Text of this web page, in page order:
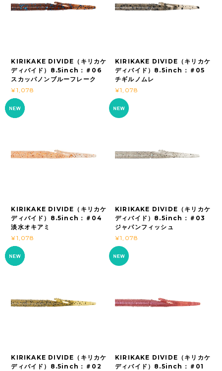
KIRIKAKE DIVIDE（キリカケ
ディバイド）8.5inch：＃06
スカッパノンブルーフレーク
¥1,078
KIRIKAKE DIVIDE（キリカケ
ディバイド）8.5inch：＃05
チギルノムレ
¥1,078
KIRIKAKE DIVIDE（キリカケ
ディバイド）8.5inch：＃04
淡水オキアミ
¥1,078
KIRIKAKE DIVIDE（キリカケ
ディバイド）8.5inch：＃03
ジャパンフィッシュ
¥1,078
KIRIKAKE DIVIDE（キリカケ
ディバイド）8.5inch：＃02
KIRIKAKE DIVIDE（キリカケ
ディバイド）8.5inch：＃01